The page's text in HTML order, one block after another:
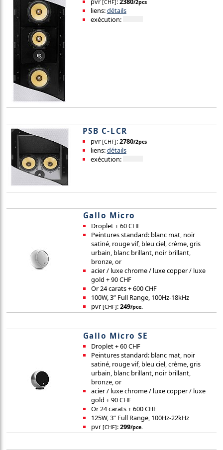
[CHF] /2pcs
liens:détails
exécution:
PSB C-LCR
pvr [CHF]:2780/2pcs
liens:détails
exécution:
Gallo Micro
Droplet + 60 CHF
Peintures standard: blanc mat, noir
satiné, rouge vif, bleu ciel, crème, gris
urbain, blanc brillant, noir brillant,
bronze, or
acier / luxe chrome / luxe copper / luxe
gold + 90 CHF
Or 24 carats + 600 CHF
100W, 3” Full Range, 100Hz-18kHz
pvr [CHF]:249/pce.
Gallo Micro SE
Droplet + 60 CHF
Peintures standard: blanc mat, noir
satiné, rouge vif, bleu ciel, crème, gris
urbain, blanc brillant, noir brillant,
bronze, or
acier / luxe chrome / luxe copper / luxe
gold + 90 CHF
Or 24 carats + 600 CHF
125W, 3” Full Range, 100Hz-22kHz
pvr [CHF]:299/pce.